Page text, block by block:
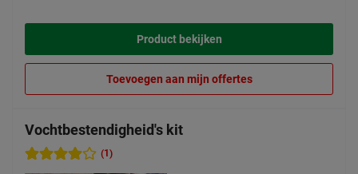
Product bekijken
Toevoegen aan mijn offertes
Vochtbestendigheid's kit
(1)